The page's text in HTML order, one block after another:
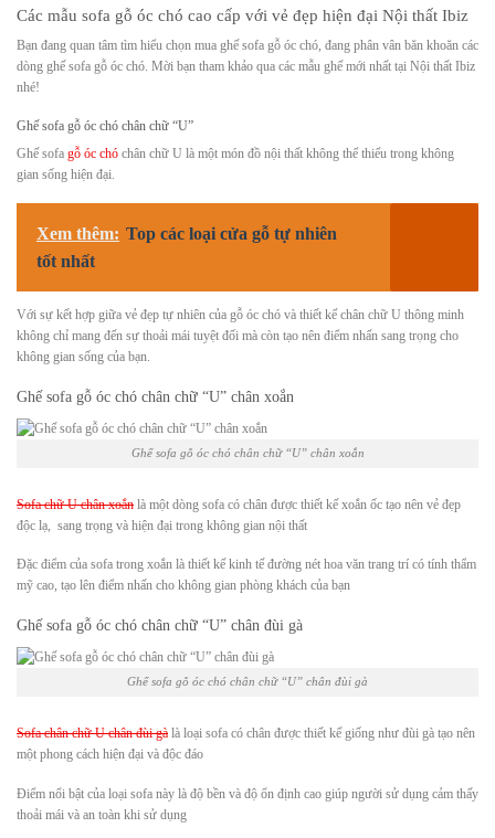
Các mẫu sofa gỗ óc chó cao cấp với vẻ đẹp hiện đại Nội thất Ibiz
Bạn đang quan tâm tìm hiểu chọn mua ghế sofa gỗ óc chó, đang phân vân băn khoăn các
dòng ghế sofa gỗ óc chó. Mời bạn tham khảo qua các mẫu ghế mới nhất tại Nội thất Ibiz
nhé!
Ghế sofa gỗ óc chó chân chữ “U”
Ghế sofa gỗ óc chó chân chữ U là một món đồ nội thất không thể thiếu trong không
gian sống hiện đại.
Xem thêm: Top các loại cửa gỗ tự nhiên
tốt nhất
Với sự kết hợp giữa vẻ đẹp tự nhiên của gỗ óc chó và thiết kế chân chữ U thông minh
không chỉ mang đến sự thoải mái tuyệt đối mà còn tạo nên điểm nhấn sang trọng cho
không gian sống của bạn.
Ghế sofa gỗ óc chó chân chữ “U” chân xoắn
Ghế sofa gỗ óc chó chân chữ “U” chân xoắn
Sofa chữ U chân xoắn là một dòng sofa có chân được thiết kế xoắn ốc tạo nên vẻ đẹp
độc lạ, sang trọng và hiện đại trong không gian nội thất
Đặc điểm của sofa trong xoắn là thiết kế kinh tế đường nét hoa văn trang trí có tính thẩm
mỹ cao, tạo lên điểm nhấn cho không gian phòng khách của bạn
Ghế sofa gỗ óc chó chân chữ “U” chân đùi gà
Ghế sofa gỗ óc chó chân chữ “U” chân đùi gà
Sofa chân chữ U chân đùi gà là loại sofa có chân được thiết kế giống như đùi gà tạo nên
một phong cách hiện đại và độc đáo
Điểm nổi bật của loại sofa này là độ bền và độ ổn định cao giúp người sử dụng cảm thấy
thoải mái và an toàn khi sử dụng